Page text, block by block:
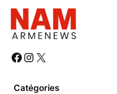
# # #
Catégories